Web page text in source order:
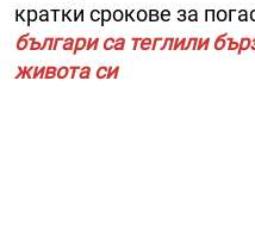
кратки срокове за
българи са теглили
живота си